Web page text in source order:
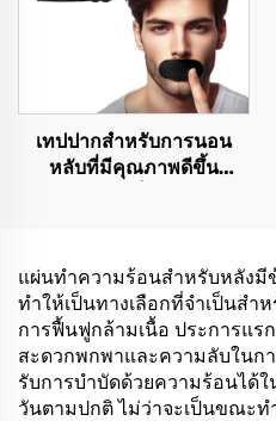
เทปปากสำหรับการนอน
หลับที่มีคุณภาพดีขึ้น
แผ่นทำความร้อนสำหรับหลังมี
ทำให้เป็นทางเลือกที่จำเป็นสำ
การฟื้นฟูกล้ามเนื้อ ประการแ
สะดวกพกพาและความลับในก
รับการบำบัดด้วยความร้อนได้
วันตามปกติ ไม่ว่าจะเป็นขณะท